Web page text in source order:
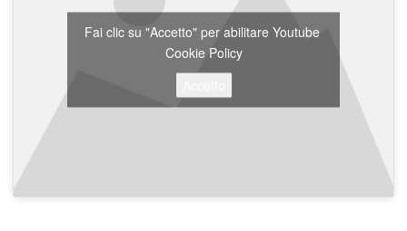
Fai clic su "Accetto" per abilitare Youtube
Cookie Policy